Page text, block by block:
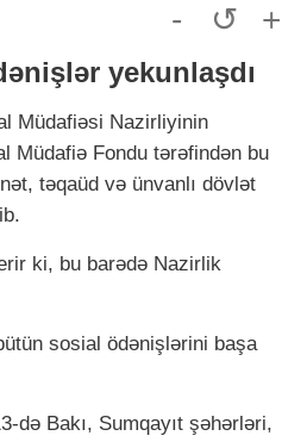
- ↺ +
yekunlaşdı
Müdafiəsi Nazirliyinin
Müdafiə Fondu tərəfindən bu
təqaüd və ünvanlı dövlət
ki, bu barədə Nazirlik
sosial ödənişlərini başa
də Bakı, Sumqayıt şəhərləri,